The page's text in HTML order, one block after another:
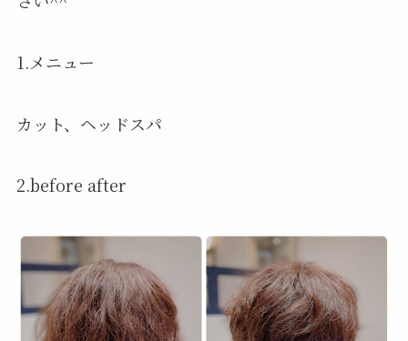
1.メニュー
カット、ヘッドスパ
2.before after